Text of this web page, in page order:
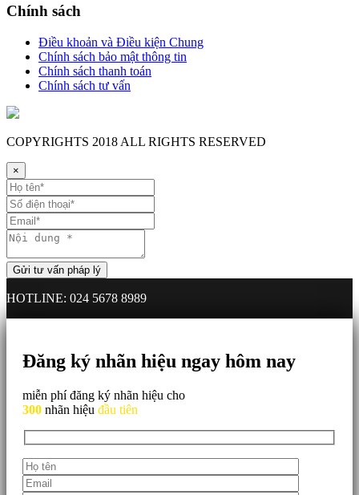
Chính sách
Điều khoản và Điều kiện Chung
Chính sách bảo mật thông tin
Chính sách thanh toán
Chính sách tư vấn
COPYRIGHTS 2018 ALL RIGHTS RESERVED
×
HOTLINE: 024 5678 8989
Đăng ký nhãn hiệu ngay hôm nay
miễn phí đăng ký nhãn hiệu cho
300 nhãn hiệu đầu tiên